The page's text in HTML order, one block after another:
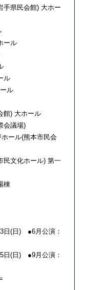
手県民会館) 大ホー
ール
ル
ル
館) 大ホール
会議場)
ール(熊本市民会
民文化ホール) 第一
棟
日(日) ●6月公演：
日(日) ●9月公演：